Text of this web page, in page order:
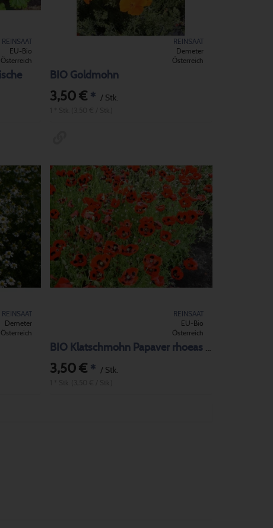
REINSAAT
EU-Bio
Österreich
REINSAAT
Demeter
Österreich
BIO Goldmohn
3,50 € * / Stk.
REINSAAT
Demeter
Österreich
REINSAAT
EU-Bio
Österreich
3,50 € * / Stk.